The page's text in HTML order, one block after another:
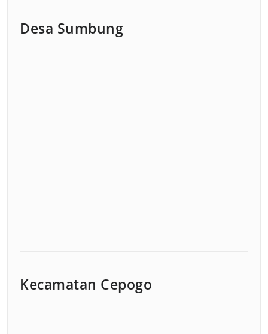
Desa Sumbung
Kecamatan Cepogo